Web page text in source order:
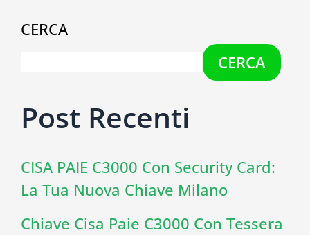
CERCA
CERCA
Post Recenti
CISA PAIE C3000 Con Security Card:
La Tua Nuova Chiave Milano
Chiave Cisa Paie C3000 Con Tessera